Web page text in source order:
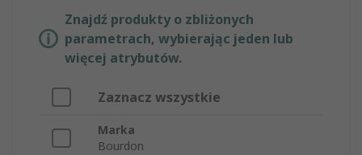
Znajdź produkty o zbliżonych
parametrach, wybierając jeden lub
więcej atrybutów.
Zaznacz wszystkie
Marka
Bourdon